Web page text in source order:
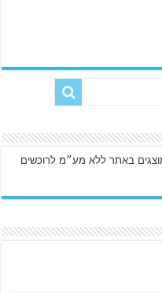
באתר ללא מע״מ לרוכשים